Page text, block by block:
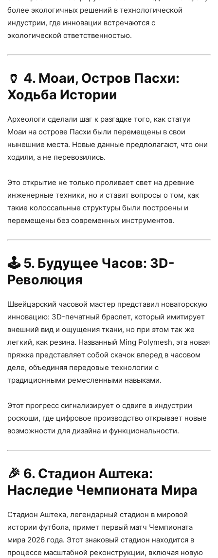
более экологичных решений в технологической
индустрии, где инновации встречаются с
экологической ответственностью.
🏺 4. Моаи, Остров Пасхи:
Ходьба Истории
Археологи сделали шаг к разгадке того, как статуи
Моаи на острове Пасхи были перемещены в свои
нынешние места. Новые данные предполагают, что они
ходили, а не перевозились.
Это открытие не только проливает свет на древние
инженерные техники, но и ставит вопросы о том, как
такие колоссальные структуры были построены и
перемещены без современных инструментов.
🕹️5. Будущее Часов: 3D-
Революция
Швейцарский часовой мастер представил новаторскую
инновацию: 3D-печатный браслет, который имитирует
внешний вид и ощущения ткани, но при этом так же
легкий, как резина. Названный Ming Polymesh, эта новая
пряжка представляет собой скачок вперед в часовом
деле, объединяя передовые технологии с
традиционными ремесленными навыками.
Этот прогресс сигнализирует о сдвиге в индустрии
роскоши, где цифровое производство открывает новые
возможности для дизайна и функциональности.
🎉 6. Стадион Аштека:
Наследие Чемпионата Мира
Стадион Аштека, легендарный стадион в мировой
истории футбола, примет первый матч Чемпионата
мира 2026 года. Этот знаковый стадион находится в
процессе масштабной реконструкции, включая новую